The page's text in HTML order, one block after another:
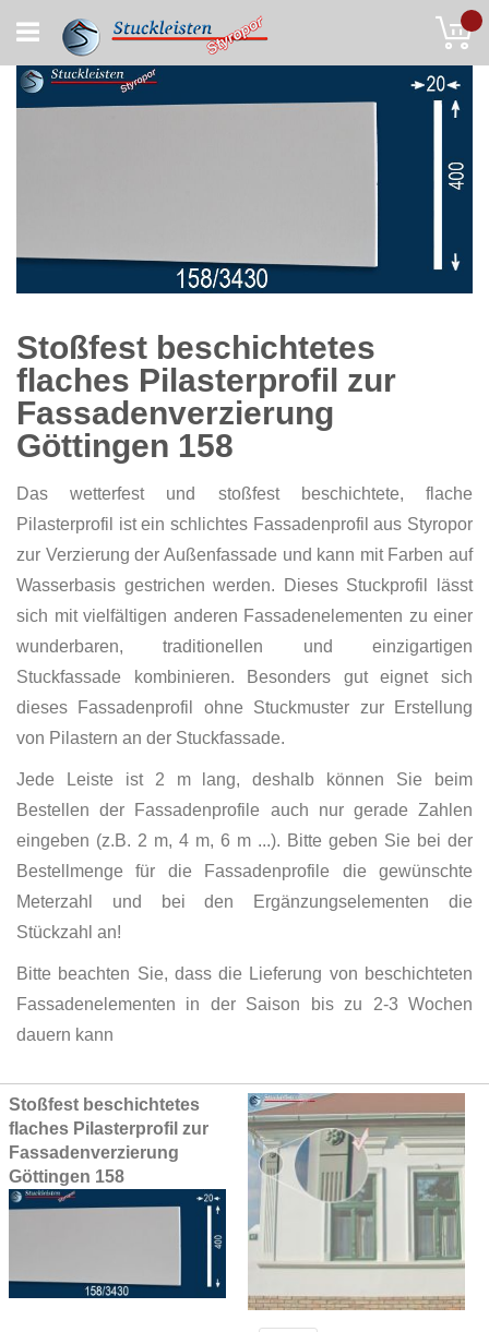
to
Content
Stoßfest beschichtetes
flaches Pilasterprofil zur
Fassadenverzierung
Göttingen 158
Das wetterfest und stoßfest beschichtete, flache
Pilasterprofil ist ein schlichtes Fassadenprofil aus Styropor
zur Verzierung der Außenfassade und kann mit Farben auf
Wasserbasis gestrichen werden. Dieses Stuckprofil lässt
sich mit vielfältigen anderen Fassadenelementen zu einer
wunderbaren, traditionellen und einzigartigen
Stuckfassade kombinieren. Besonders gut eignet sich
dieses Fassadenprofil ohne Stuckmuster zur Erstellung
von Pilastern an der Stuckfassade.
Jede Leiste ist 2 m lang, deshalb können Sie beim
Bestellen der Fassadenprofile auch nur gerade Zahlen
eingeben (z.B. 2 m, 4 m, 6 m ...). Bitte geben Sie bei der
Bestellmenge für die Fassadenprofile die gewünschte
Meterzahl und bei den Ergänzungselementen die
Stückzahl an!
Bitte beachten Sie, dass die Lieferung von beschichteten
Fassadenelementen in der Saison bis zu 2-3 Wochen
dauern kann
Grouped
product
items
Stoßfest beschichtetes
flaches Pilasterprofil zur
Fassadenverzierung
Göttingen 158